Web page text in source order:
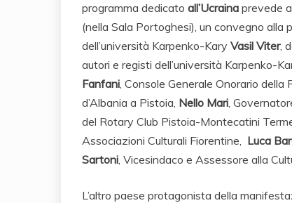
programma dedicato all’Ucraina prevede
(nella Sala Portoghesi), un convegno
dell’università Karpenko-Kary Vasil Viter,
autori e registi dell’università Karpenko-
Fanfani, Console Generale Onorario della
d’Albania a Pistoia, Nello Mari,
del Rotary Club Pistoia-Montecatini
Associazioni Culturali Fiorentine, Luca
Sartoni, Vicesindaco e Assessore alla
L’altro paese protagonista della